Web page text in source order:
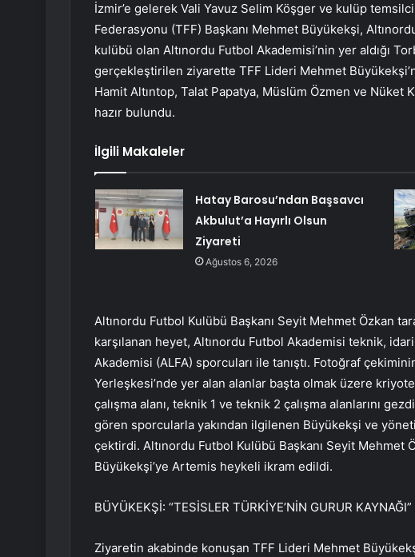
İzmir’e gelerek Vali Yavuz Selim Köşger ve kulüp
Federasyonu (TFF) Başkanı Mehmet Büyükekşi,
kulübü olan Altınordu Futbol Akademisi’nin yer aldığı
gerçekleştirilen ziyarette TFF Lideri Mehmet
Hamit Altıntop, Talat Papatya, Müslüm Özmen ve Nüket
hazır bulundu.
İlgili Makaleler
Hatay Barosu’ndan Başsavcı
Akbulut’a Hayırlı Olsun
Ziyareti
Ağustos 6, 2026
Altınordu Futbol Kulübü Başkanı Seyit Mehmet Özkan
karşılanan heyet, Altınordu Futbol Akademisi teknik,
Akademisi (ALFA) sporcuları ile tanıştı. Fotoğraf
Yerleşkesi’nde yer alan alanlar başta olmak üzere
çalışma alanı, teknik 1 ve teknik 2 çalışma alanlarını
gören sporcularla yakından ilgilenen Büyükekşi ve
çektirdi. Altınordu Futbol Kulübü Başkanı Seyit Mehmet
Büyükekşi’ye Artemis heykeli ikram edildi.
BÜYÜKEKŞİ: “TESİSLER TÜRKİYE’NİN GURUR KAYNAĞI”
Ziyaretin akabinde konuşan TFF Lideri Mehmet